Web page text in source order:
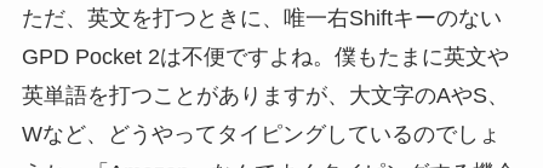
ただ、英文を打つときに、唯一右Shiftキーのない
GPD Pocket 2は不便ですよね。僕もたまに英文や
英単語を打つことがありますが、大文字のAやS、
Wなど、どうやってタイピングしているのでしょ